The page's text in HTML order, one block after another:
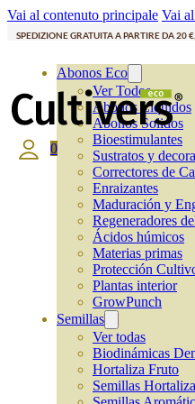
Vai al contenuto principale Vai
SPEDIZIONE GRATUITA A PARTIRE DA 20
Abonos Eco
Ver Todos
Abonos Líquidos
Abonos Solidos
Bioestimulantes
Sustratos y
Correctores de
Enraizantes
Maduración y
Regeneradores
Ácidos húmicos
Materias primas
Protección
Plantas interior
GrowPunch
Semillas
Ver todas
Biodinámicas
Hortaliza Fruto
Semillas
0